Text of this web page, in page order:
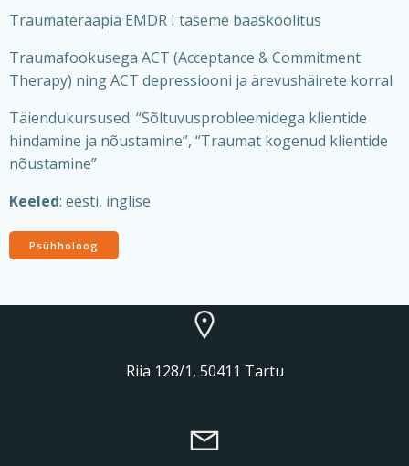
Traumateraapia EMDR I taseme baaskoolitus
Traumafookusega ACT (Acceptance & Commitment
Therapy) ning ACT depressiooni ja ärevushäirete korral
Täiendukursused: “Sõltuvusprobleemidega klientide
hindamine ja nõustamine”, “Traumat kogenud klientide
nõustamine”
Keeled: eesti, inglise
Psühholoog
Riia 128/1, 50411 Tartu